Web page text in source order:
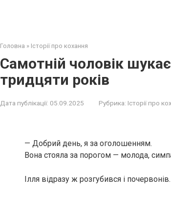
Головна » Історії про кохання
Самотній чоловік
тридцяти років
Дата публікації: 05.09.2025 Рубрика: Історії про
— Добрий день, я за оголошенням.
Вона стояла за порогом — молода,
Ілля відразу ж розгубився і почервонів.